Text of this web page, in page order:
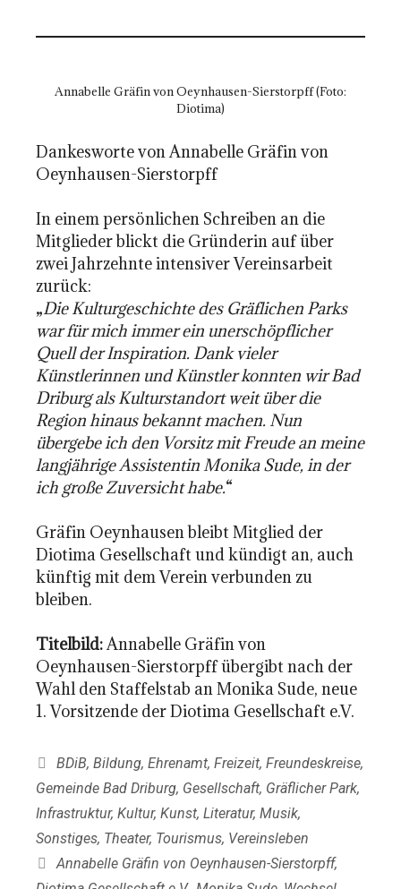
Annabelle Gräfin von Oeynhausen-Sierstorpff (Foto:
Diotima)
Dankesworte von Annabelle Gräfin von
Oeynhausen-Sierstorpff
In einem persönlichen Schreiben an die
Mitglieder blickt die Gründerin auf über
zwei Jahrzehnte intensiver Vereinsarbeit
zurück:
„Die Kulturgeschichte des Gräflichen Parks
war für mich immer ein unerschöpflicher
Quell der Inspiration. Dank vieler
Künstlerinnen und Künstler konnten wir Bad
Driburg als Kulturstandort weit über die
Region hinaus bekannt machen. Nun
übergebe ich den Vorsitz mit Freude an meine
langjährige Assistentin Monika Sude, in der
ich große Zuversicht habe.“
Gräfin Oeynhausen bleibt Mitglied der
Diotima Gesellschaft und kündigt an, auch
künftig mit dem Verein verbunden zu
bleiben.
Titelbild:Annabelle Gräfin von
Oeynhausen-Sierstorpff übergibt nach der
Wahl den Staffelstab an Monika Sude, neue
1. Vorsitzende der Diotima Gesellschaft e.V.
Kategorien
BDiB, Bildung, Ehrenamt, Freizeit, Freundeskreise,
Gemeinde Bad Driburg, Gesellschaft, Gräflicher Park,
Infrastruktur, Kultur, Kunst, Literatur, Musik,
Sonstiges, Theater, Tourismus, Vereinsleben
Schlagwörter
Annabelle Gräfin von Oeynhausen-Sierstorpff,